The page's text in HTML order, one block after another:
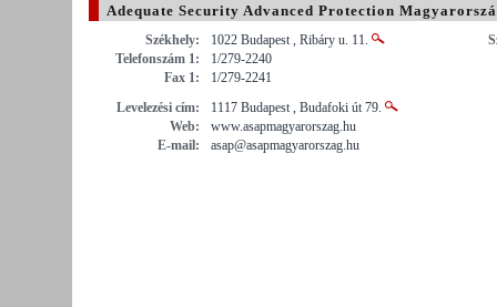
Adequate Security Advanced Protection
Székhely:
1022 Budapest , Ribáry u. 11.
Telefonszám 1:
1/279-2240
Fax 1:
1/279-2241
Levelezési cím:
1117 Budapest , Budafoki út 79.
Web:
www.asapmagyarorszag.hu
E-mail:
asap@asapmagyarorszag.hu